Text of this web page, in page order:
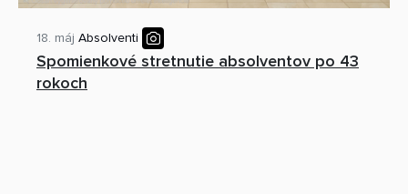
18. máj Absolventi
Spomienkové stretnutie absolventov po 43
rokoch